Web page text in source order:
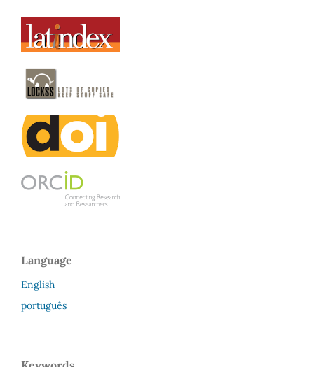
Language
English
português